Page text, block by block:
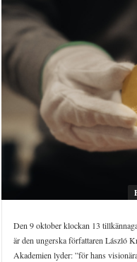
Den 9 oktober klockan 13
är den ungerska författaren László
Akademien lyder: ”för hans